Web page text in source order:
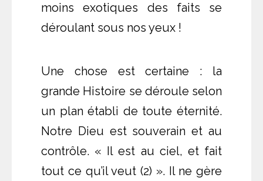
moins exotiques des faits se
déroulant sous nos yeux !
Une chose est certaine : la
grande Histoire se déroule selon
un plan établi de toute éternité.
Notre Dieu est souverain et au
contrôle. « Il est au ciel, et fait
tout ce qu’il veut (2) ». Il ne gère